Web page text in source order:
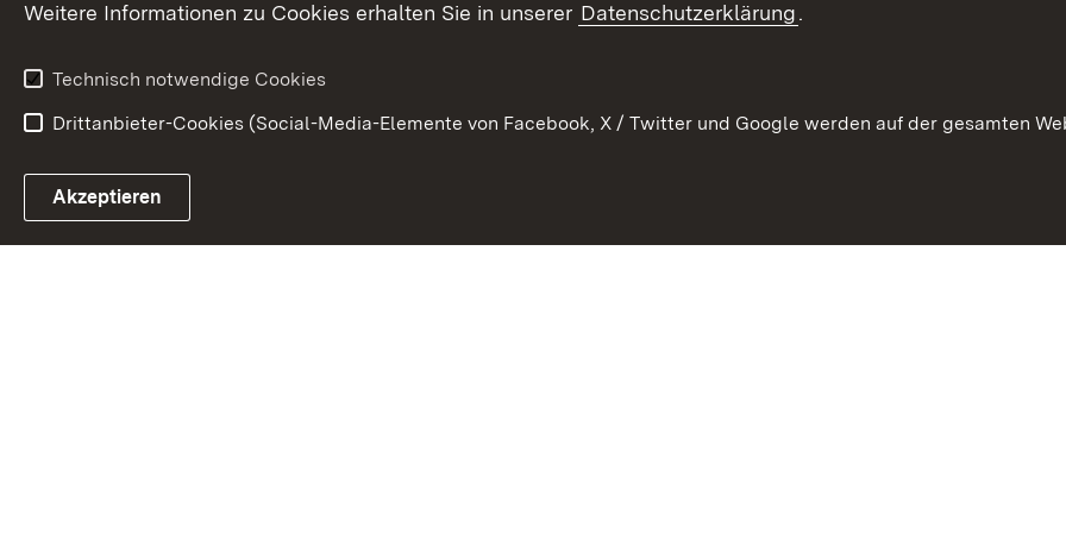
Link zum Landesportal
Weitere Informationen zu Cookies erhalten Sie in unserer Datenschutzerklärung.
Technisch notwendige Cookies
Drittanbieter-Cookies (Social-Media-Elemente von Facebook, X / Twitter und Google werden auf der gesamten
Akzeptieren